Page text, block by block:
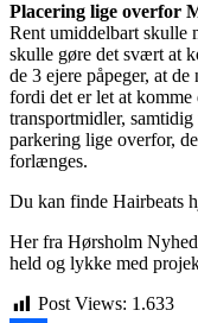
Placering lige overfor
Rent umiddelbart skulle
skulle gøre det svært at
de 3 ejere påpeger, at
fordi det er let at
transportmidler,
parkering lige overfor,
forlænges.
Du kan finde Hairbeats
Her fra Hørsholm
held og lykke med
Post Views: 1.633